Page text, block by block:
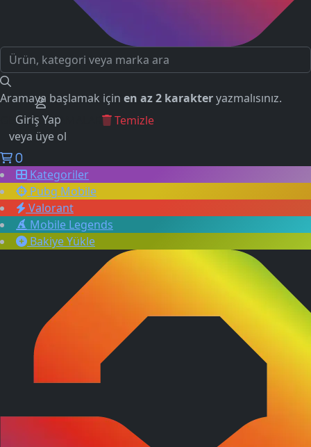
Aramaya başlamak için en az 2 karakteryazmalısınız.
GEÇMİŞ ARAMALAR
Temizle
Giriş Yap
veya üye ol
0
Kategoriler
Pubg Mobile
Valorant
Mobile Legends
Bakiye Yükle